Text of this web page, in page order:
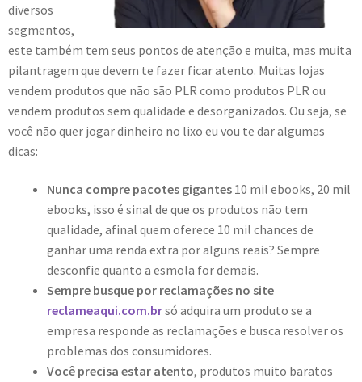
diversos
segmentos,
este também tem seus pontos de atenção e muita, mas muita
pilantragem que devem te fazer ficar atento. Muitas lojas
vendem produtos que não são PLR como produtos PLR ou
vendem produtos sem qualidade e desorganizados. Ou seja, se
você não quer jogar dinheiro no lixo eu vou te dar algumas
dicas:
Nunca compre pacotes gigantes 10 mil ebooks, 20 mil
ebooks, isso é sinal de que os produtos não tem
qualidade, afinal quem oferece 10 mil chances de
ganhar uma renda extra por alguns reais? Sempre
desconfie quanto a esmola for demais.
Sempre busque por reclamações no site
reclameaqui.com.brsó adquira um produto se a
empresa responde as reclamações e busca resolver os
problemas dos consumidores.
Você precisa estar atento, produtos muito baratos